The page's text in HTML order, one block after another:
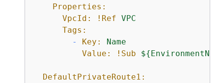
Properties:
VpcId:
!Ref VPC
Tags:
-
Key:
Name
Value:
!Sub ${
DefaultPrivateRoute1: